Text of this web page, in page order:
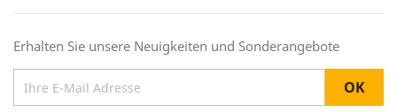
Erhalten Sie unsere Neuigkeiten und Sonderangebote